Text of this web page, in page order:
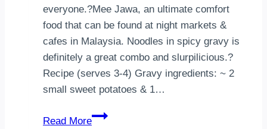
everyone.?Mee Jawa, an ultimate comfort
food that can be found at night markets &
cafes in Malaysia. Noodles in spicy gravy is
definitely a great combo and slurpilicious.? ⁣
Recipe (serves 3-4)⁣ Gravy ingredients:⁣ ~ 2
small sweet potatoes & 1…
Read More
Mee